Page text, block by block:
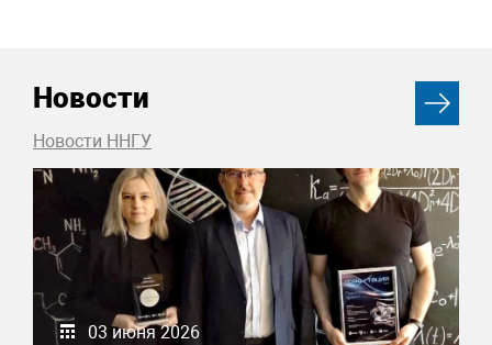
Новости
Новости ННГУ
03 июня 2026